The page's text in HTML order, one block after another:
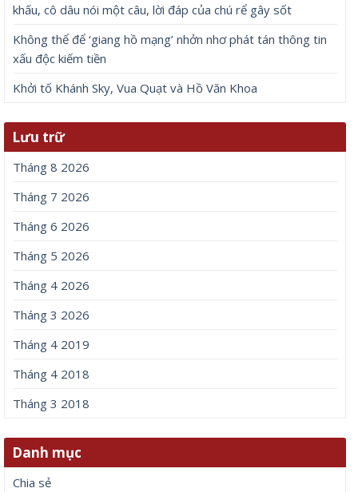
khấu, cô dâu nói một câu, lời đáp của chú rể gây sốt
Không thể để ‘giang hồ mạng’ nhởn nhơ phát tán thông tin
xấu độc kiếm tiền
Khởi tố Khánh Sky, Vua Quạt và Hồ Văn Khoa
Lưu trữ
Tháng 8 2026
Tháng 7 2026
Tháng 6 2026
Tháng 5 2026
Tháng 4 2026
Tháng 3 2026
Tháng 4 2019
Tháng 4 2018
Tháng 3 2018
Danh mục
Chia sẻ